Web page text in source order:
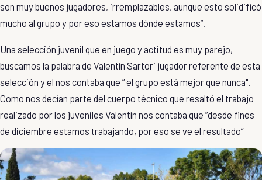
son muy buenos jugadores, irremplazables, aunque esto solidificó
mucho al grupo y por eso estamos dónde estamos”.
Una selección juvenil que en juego y actitud es muy parejo,
buscamos la palabra de Valentín Sartori jugador referente de esta
selección y el nos contaba que “ el grupo está mejor que nunca".
Como nos decían parte del cuerpo técnico que resaltó el trabajo
realizado por los juveniles Valentín nos contaba que ”desde fines
de diciembre estamos trabajando, por eso se ve el resultado”